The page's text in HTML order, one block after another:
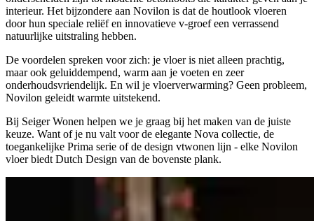
interieur. Het bijzondere aan Novilon is dat de houtlook vloeren
door hun speciale reliëf en innovatieve v-groef een verrassend
natuurlijke uitstraling hebben.
De voordelen spreken voor zich: je vloer is niet alleen prachtig,
maar ook geluiddempend, warm aan je voeten en zeer
onderhoudsvriendelijk. En wil je vloerverwarming? Geen probleem,
Novilon geleidt warmte uitstekend.
Bij Seiger Wonen helpen we je graag bij het maken van de juiste
keuze. Want of je nu valt voor de elegante Nova collectie, de
toegankelijke Prima serie of de design vtwonen lijn - elke Novilon
vloer biedt Dutch Design van de bovenste plank.